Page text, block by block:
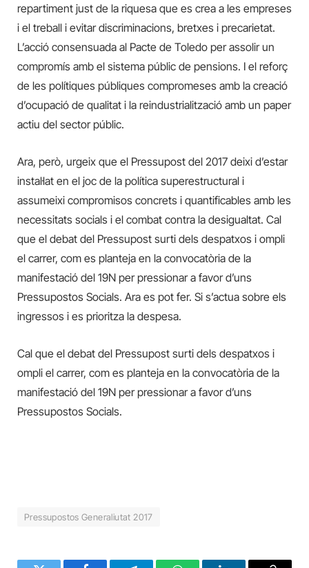
repartiment just de la riquesa que es crea a les empreses
i el treball i evitar discriminacions, bretxes i precarietat.
L’acció consensuada al Pacte de Toledo per assolir un
compromís amb el sistema públic de pensions. I el reforç
de les polítiques públiques compromeses amb la creació
d’ocupació de qualitat i la reindustrialització amb un paper
actiu del sector públic.
Ara, però, urgeix que el Pressupost del 2017 deixi d’estar
instal·lat en el joc de la política superestructural i
assumeixi compromisos concrets i quantificables amb les
necessitats socials i el combat contra la desigualtat. Cal
que el debat del Pressupost surti dels despatxos i ompli
el carrer, com es planteja en la convocatòria de la
manifestació del 19N per pressionar a favor d’uns
Pressupostos Socials. Ara es pot fer. Si s’actua sobre els
ingressos i es prioritza la despesa.
Cal que el debat del Pressupost surti dels despatxos i
ompli el carrer, com es planteja en la convocatòria de la
manifestació del 19N per pressionar a favor d’uns
Pressupostos Socials.
Pressupostos Generaliutat 2017